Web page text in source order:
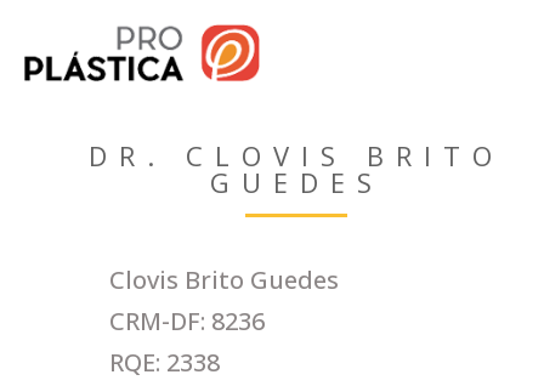
DR. CLOVIS BRITO
GUEDES
Clovis Brito Guedes
CRM-DF: 8236
RQE: 2338